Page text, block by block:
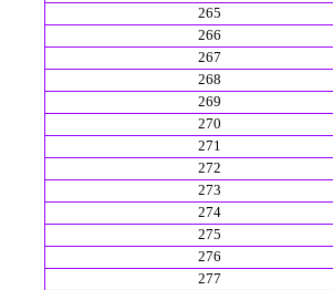
265
266
267
268
269
270
271
272
273
274
275
276
277